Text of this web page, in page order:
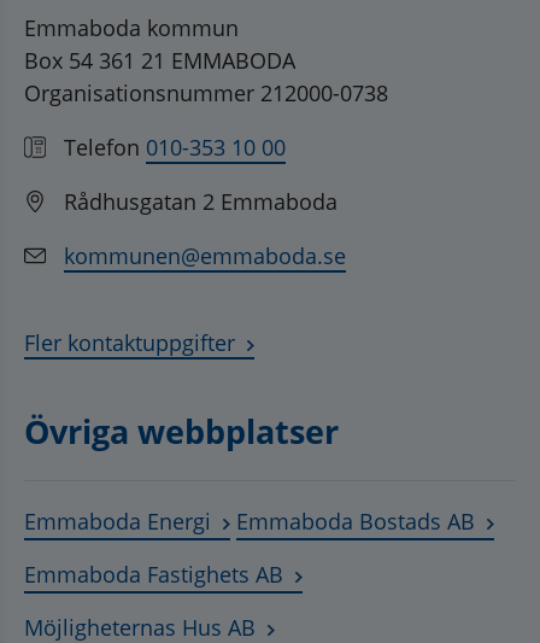
Emmaboda kommun
Box 54 361 21 EMMABODA
Organisationsnummer 212000-0738
Telefon 010-353 10 00
Rådhusgatan 2 Emmaboda
kommunen@emmaboda.se
Fler kontaktuppgifter
Övriga webbplatser
Emmaboda Energi Länk till annan webbplats,
Emmaboda Bostads AB
Emmaboda Fastighets AB Länk till annan
Möjligheternas Hus AB Länk till annan webbplats,